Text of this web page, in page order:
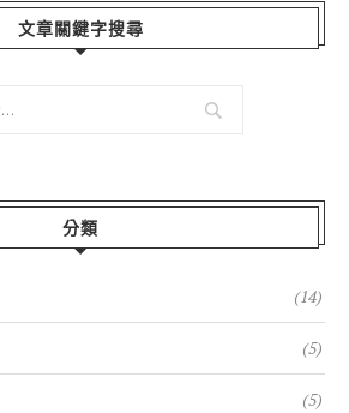
文章關鍵字搜尋
分類
(14)
(5)
(5)